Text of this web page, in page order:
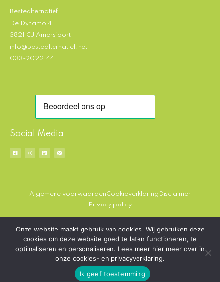
Bestealternatief
De Dynamo 41
3821 CJ Amersfoort
info@bestealternatief.net
033-2022144
Social Media
F
a
c
I
n
s
m
L
i
n
P
i
n
t
Algemene voorwaardenCookieverklaring Disclaimer
Privacy policy
© 2026 Bestealternatief.net
Onze website maakt gebruik van cookies. Wij gebruiken deze
cookies om deze website goed te laten functioneren, te
optimaliseren en personaliseren. Lees meer hier meer over in
onze cookies- en privacyverklaring.
Ik geef toestemming